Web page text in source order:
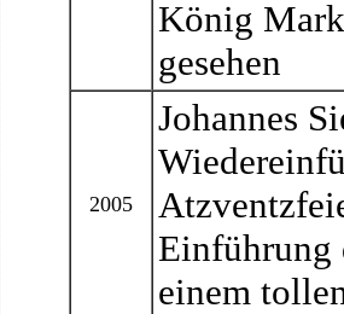
König
gesehen
2005
Johannes
Einführung
einem